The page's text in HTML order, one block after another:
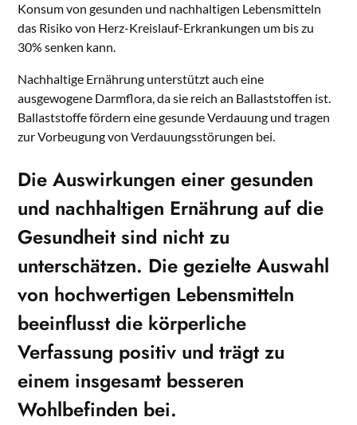
Konsum von gesunden und nachhaltigen Lebensmitteln
das Risiko von Herz-Kreislauf-Erkrankungen um bis zu
30% senken kann.
Nachhaltige Ernährung unterstützt auch eine
ausgewogene Darmflora, da sie reich an Ballaststoffen ist.
Ballaststoffe fördern eine gesunde Verdauung und tragen
zur Vorbeugung von Verdauungsstörungen bei.
DieAuswirkungen einer gesunden
und nachhaltigen Ernährung auf die
Gesundheit sind nicht zu
unterschätzen. Die gezielte Auswahl
von hochwertigen Lebensmitteln
beeinflusst die körperliche
Verfassung positiv und trägt zu
einem insgesamt besseren
Wohlbefinden bei.